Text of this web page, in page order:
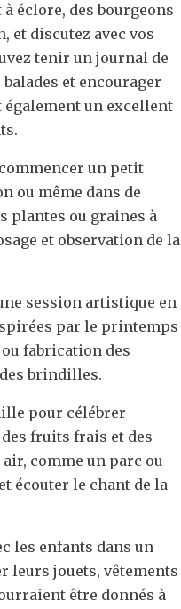
éclore, des bourgeons
et discutez avec vos
tenir un journal de
et encourager
un excellent
un petit
ou même dans de
plantes ou graines à
et observation de la
session artistique en
par le printemps
fabrication des
brindilles.
pour célébrer
fruits frais et des
comme un parc ou
écouter le chant de la
les enfants dans un
leurs jouets, vêtements
être donnés à